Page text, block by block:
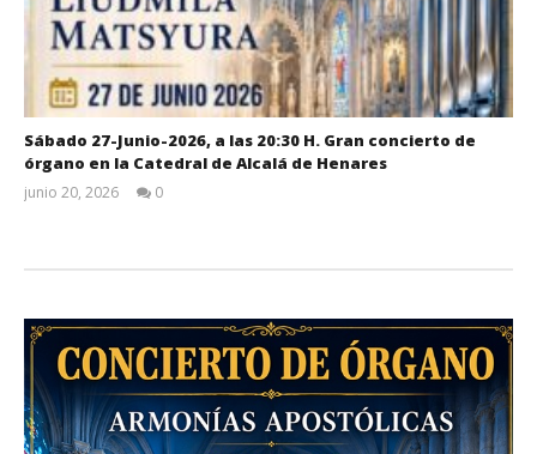
Sábado 27-Junio-2026, a las 20:30 H. Gran concierto de
órgano en la Catedral de Alcalá de Henares
junio 20, 2026
0